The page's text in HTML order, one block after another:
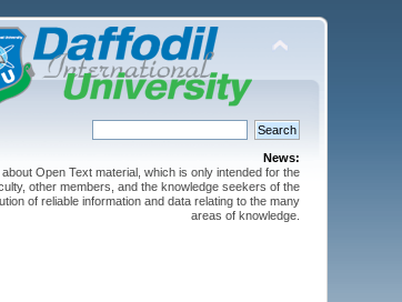
News:
Open Text material, which is only intended for the
other members, and the knowledge seekers of the
of reliable information and data relating to the many
areas of knowledge.